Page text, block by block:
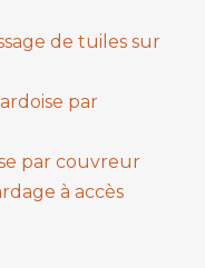
de tuiles sur
par
par couvreur
à accès